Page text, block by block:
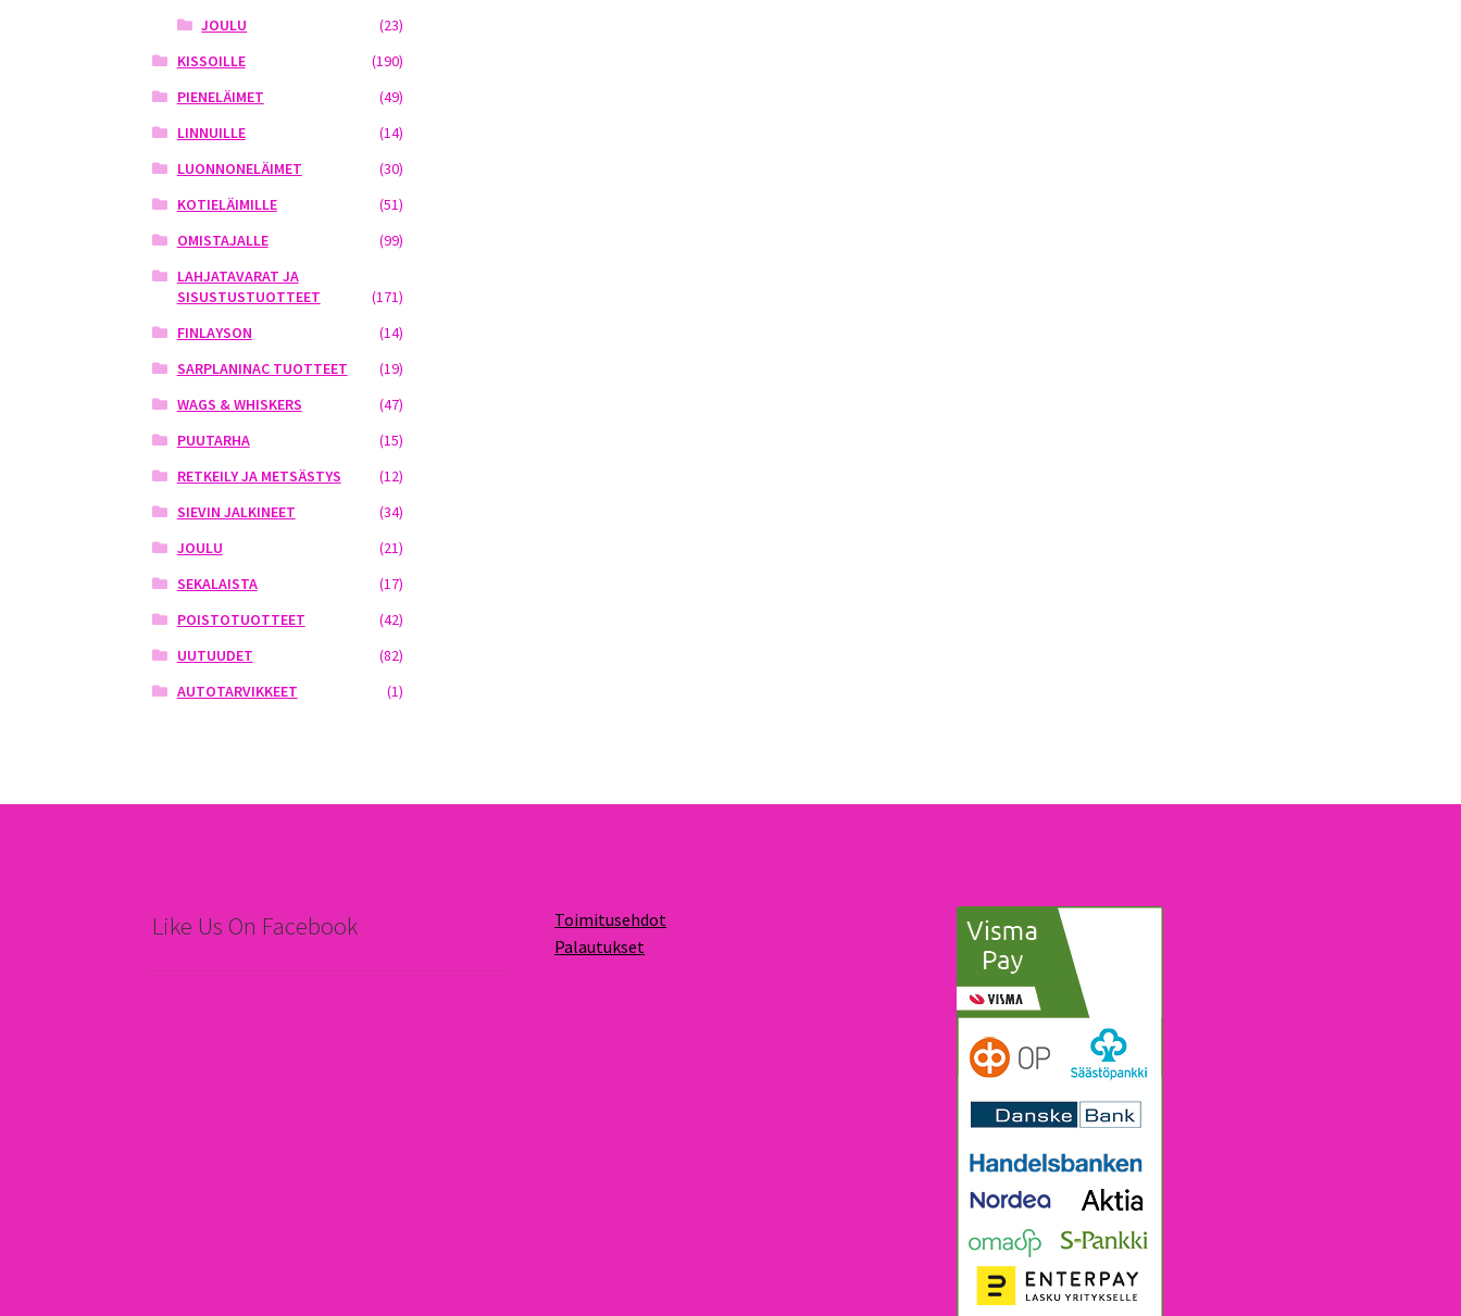
JOULU
(23)
KISSOILLE
(190)
PIENELÄIMET
(49)
LINNUILLE
(14)
LUONNONELÄIMET
(30)
KOTIELÄIMILLE
(51)
OMISTAJALLE
(99)
LAHJATAVARAT JA
SISUSTUSTUOTTEET
(171)
FINLAYSON
(14)
SARPLANINAC TUOTTEET
(19)
WAGS & WHISKERS
(47)
PUUTARHA
(15)
RETKEILY JA METSÄSTYS
(12)
SIEVIN JALKINEET
(34)
JOULU
(21)
SEKALAISTA
(17)
POISTOTUOTTEET
(42)
UUTUUDET
(82)
AUTOTARVIKKEET
(1)
Like Us On Facebook
Toimitusehdot
Palautukset